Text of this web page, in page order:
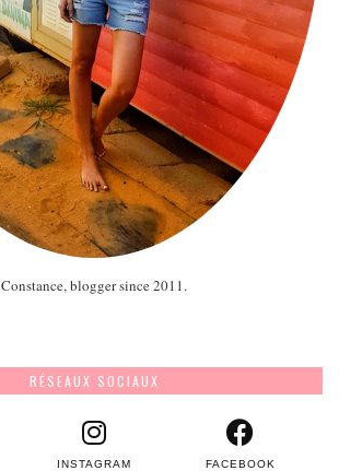
Constance, blogger since 2011.
RÉSEAUX SOCIAUX
INSTAGRAM FACEBOOK